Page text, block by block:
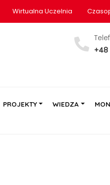
Wirtualna Uczelnia
+48
PROJEKTY WIEDZA